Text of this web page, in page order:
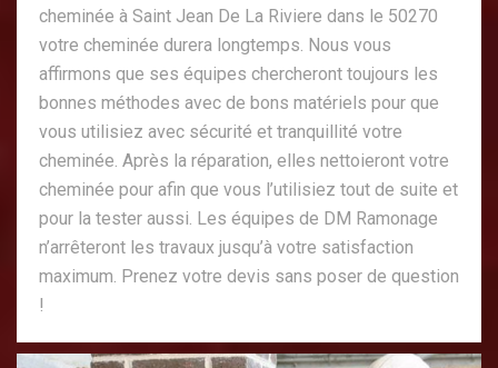
cheminée à Saint Jean De La Riviere dans le 50270
votre cheminée durera longtemps. Nous vous
affirmons que ses équipes chercheront toujours les
bonnes méthodes avec de bons matériels pour que
vous utilisiez avec sécurité et tranquillité votre
cheminée. Après la réparation, elles nettoieront votre
cheminée pour afin que vous l’utilisiez tout de suite et
pour la tester aussi. Les équipes de DM Ramonage
n’arrêteront les travaux jusqu’à votre satisfaction
maximum. Prenez votre devis sans poser de question
!